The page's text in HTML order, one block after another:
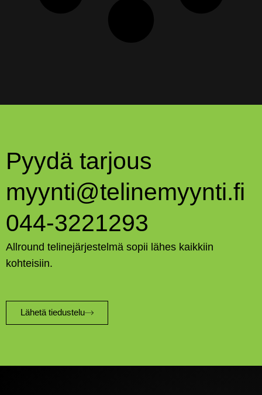
Pyydä tarjous
myynti@telinemyynti.fi
044-3221293
Allround telinejärjestelmä sopii lähes kaikkiin
kohteisiin.
Lähetä tiedustelu